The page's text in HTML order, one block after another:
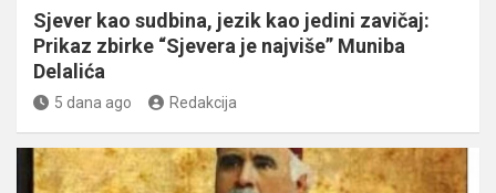
Sjever kao sudbina, jezik kao jedini zavičaj:
Prikaz zbirke “Sjevera je najviše” Muniba
Delalića
5 dana ago Redakcija